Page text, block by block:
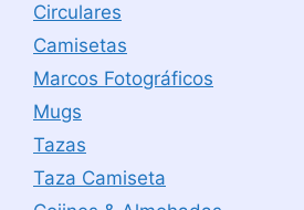
Circulares
Camisetas
Marcos Fotográficos
Mugs
Tazas
Taza Camiseta